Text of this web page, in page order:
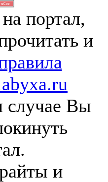
портал,
и
случае Вы
и